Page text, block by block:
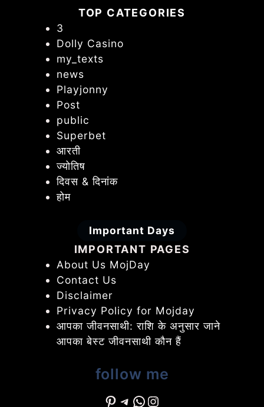
TOP CATEGORIES
3
Dolly Casino
my_texts
news
Playjonny
Post
public
Superbet
आरती
ज्योतिष
दिवस & दिनांक
होम
Important Days
IMPORTANT PAGES
About Us MojDay
Contact Us
Disclaimer
Privacy Policy for Mojday
आपका जीवनसाथी: राशि के अनुसार जाने
आपका बेस्ट जीवनसाथी कौन हैं
follow me
Pinterest
Telegram
WhatsApp
Instagram